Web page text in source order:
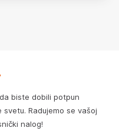
biste dobili potpun
Radujemo se vašoj
nalog!